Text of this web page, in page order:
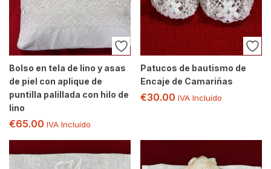
Bolso en tela de lino y asas
de piel con aplique de
puntilla palillada con hilo de
lino
€65.00 IVA Incluído
Patucos de bautismo de
Encaje de Camariñas
€30.00 IVA Incluído